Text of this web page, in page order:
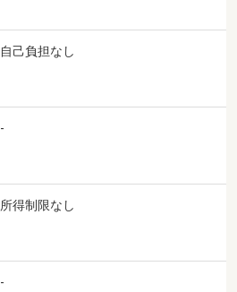
自己負担なし
-
所得制限なし
-